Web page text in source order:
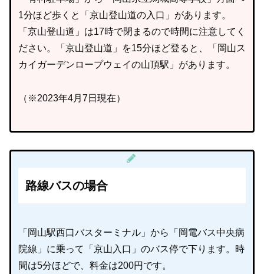
1分ほど歩くと「京山登山道の入口」があります。
「京山登山道」は17時で閉まるので時間に注意してく
ださい。「京山登山道」を15分ほど登ると、「岡山ス
カイガーデンロープウェイの山頂駅」があります。
（※2023年4月7日現在）
路線バスの場合
「岡山駅西口バスターミナル」から「岡電バス中央病
院線」に乗って「京山入口」のバス停で下ります。時
間は5分ほどで、料金は200円です。